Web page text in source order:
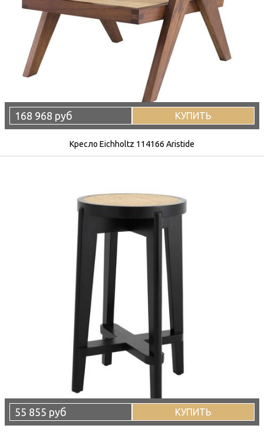
168 968 руб КУПИТЬ
Кресло Eichholtz 114166 Aristide
55 855 руб КУПИТЬ